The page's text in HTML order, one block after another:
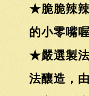
★脆脆辣
的小零嘴
★嚴選製
法釀造，